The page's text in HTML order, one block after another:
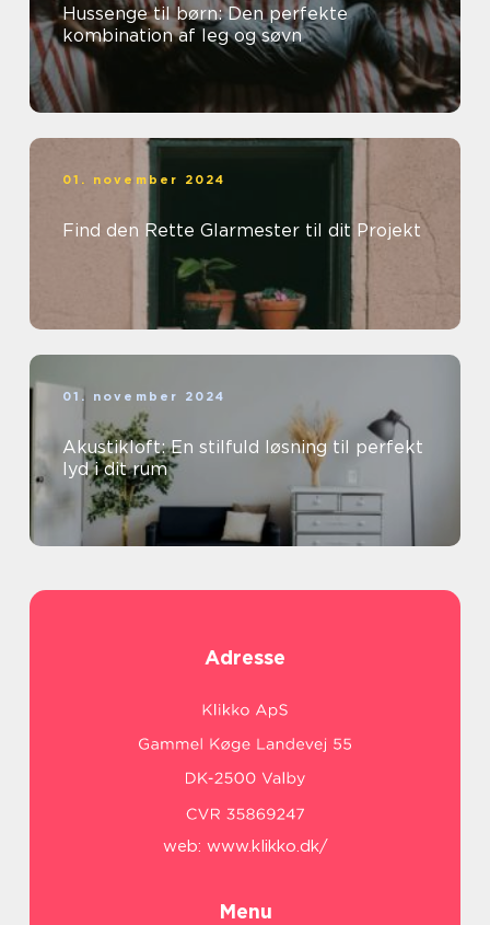
Hussenge til børn: Den perfekte
kombination af leg og søvn
01. november 2024
Find den Rette Glarmester til dit Projekt
01. november 2024
Akustikloft: En stilfuld løsning til perfekt
lyd i dit rum
Adresse
web: www.klikko.dk/
Menu